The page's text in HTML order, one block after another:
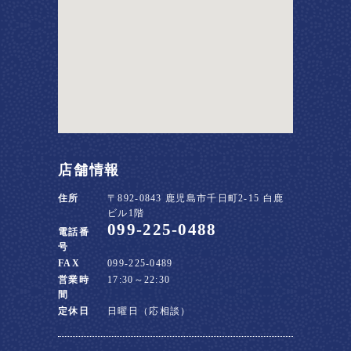
店舗情報
住所
〒892-0843 鹿児島市千日町2-15 白鹿
ビル1階
電話番
号
099-225-0488
FAX
099-225-0489
営業時
間
17:30～22:30
定休日 日曜日（応相談）